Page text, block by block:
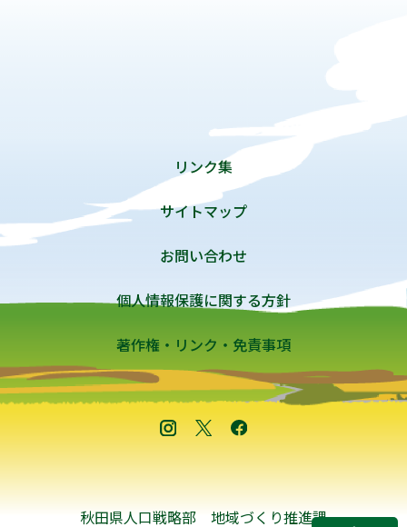
リンク集
サイトマップ
お問い合わせ
個人情報保護に関する方針
著作権・リンク・免責事項
秋田県人口戦略部 地域づくり推進課